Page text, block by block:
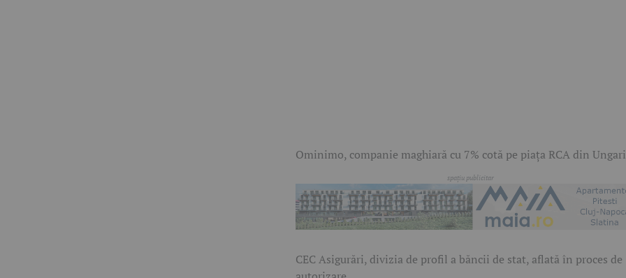
Ominimo, companie maghiară cu 7% cotă pe piața RCA din
CEC Asigurări, divizia de profil a băncii de stat, aflată în proces de